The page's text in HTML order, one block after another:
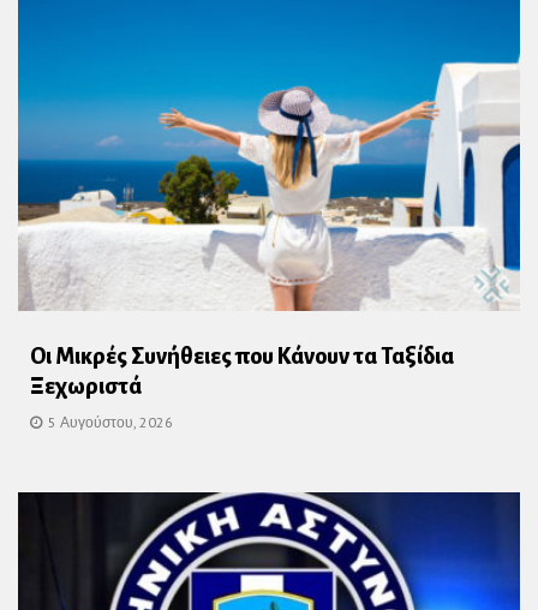
Οι Μικρές Συνήθειες που Κάνουν τα Ταξίδια
Ξεχωριστά
5 Αυγούστου, 2026